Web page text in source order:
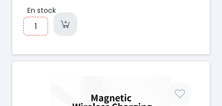
En stock